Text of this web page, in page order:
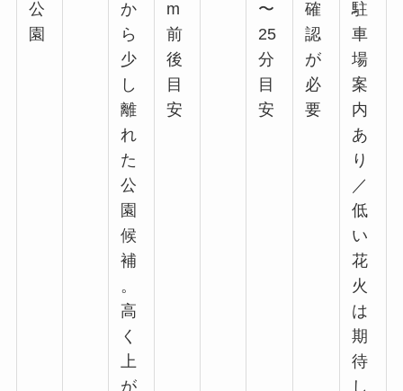
公
園
か
ら
少
し
離
れ
た
公
園
候
補
。
高
く
上
が
m
前
後
目
安
〜
25
分
目
安
確
認
が
必
要
駐
車
場
案
内
あ
り
／
低
い
花
火
は
期
待
し